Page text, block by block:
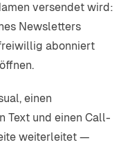
versendet wird:
Newsletters
abonniert
einen
Text und einen Call-
weiterleitet —